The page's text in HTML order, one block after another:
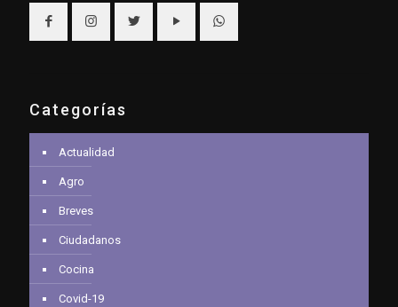
Categorías
Actualidad
Agro
Breves
Ciudadanos
Cocina
Covid-19